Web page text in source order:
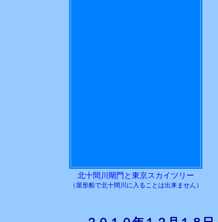
北十間川閘門と東京スカイツリー
（屋形船で北十間川に入ることは出来ません）